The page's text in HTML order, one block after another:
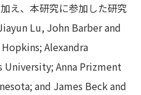
え、本研究に参加した研究
Lu, John Barber and
Alexandra
Anna Prizment
and James Beck and